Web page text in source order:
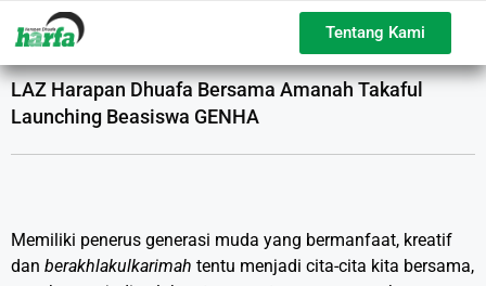
Tentang Kami
LAZ Harapan Dhuafa Bersama Amanah Takaful
Launching Beasiswa GENHA
Memiliki penerus generasi muda yang bermanfaat, kreatif
dan berakhlakulkarimah tentu menjadi cita-cita kita bersama,